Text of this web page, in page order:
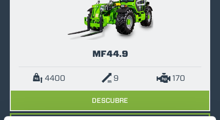
MF44.9
4400 9 170
DESCUBRE